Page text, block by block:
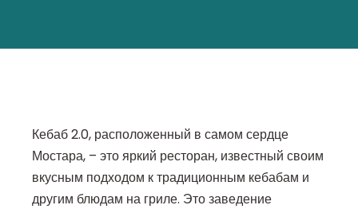
Кебаб 2.0, расположенный в самом сердце
Мостара, – это яркий ресторан, известный своим
вкусным подходом к традиционным кебабам и
другим блюдам на гриле. Это заведение